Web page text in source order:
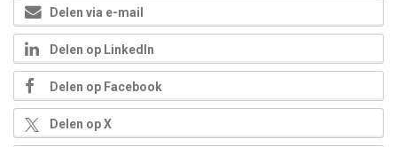
Delen via e-mail
Delen op LinkedIn
Delen op Facebook
Delen op X